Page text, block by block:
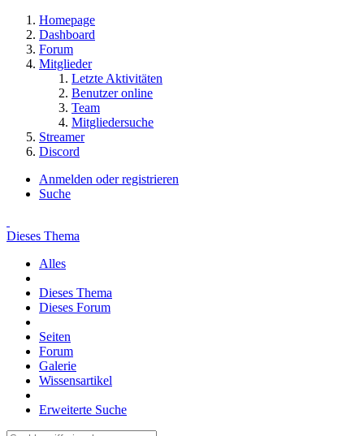
Homepage
Dashboard
Forum
Mitglieder
Letzte Aktivitäten
Benutzer online
Team
Mitgliedersuche
Streamer
Discord
Anmelden oder registrieren
Suche
Dieses Thema
Alles
Dieses Thema
Dieses Forum
Seiten
Forum
Galerie
Wissensartikel
Erweiterte Suche